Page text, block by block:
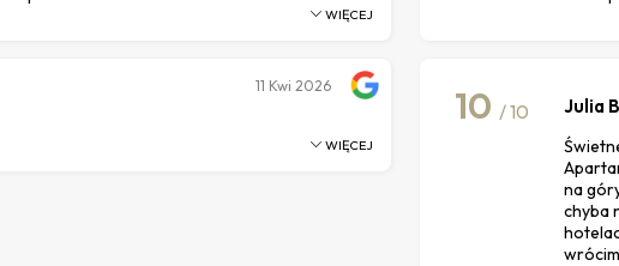
WIĘCEJ
11 Kwi 2026
WIĘCEJ
10 / 10 Julia
na
chyba